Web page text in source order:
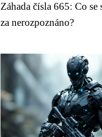
Záhada čísla 665: Co se
za nerozpoznáno?